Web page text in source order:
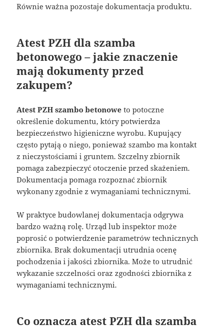
Równie ważna pozostaje dokumentacja produktu.
Atest PZH dla szamba
betonowego – jakie znaczenie
mają dokumenty przed
zakupem?
Atest PZH szambo betonowe to potoczne
określenie dokumentu, który potwierdza
bezpieczeństwo higieniczne wyrobu. Kupujący
często pytają o niego, ponieważ szambo ma kontakt
z nieczystościami i gruntem. Szczelny zbiornik
pomaga zabezpieczyć otoczenie przed skażeniem.
Dokumentacja pomaga rozpoznać zbiornik
wykonany zgodnie z wymaganiami technicznymi.
W praktyce budowlanej dokumentacja odgrywa
bardzo ważną rolę. Urząd lub inspektor może
poprosić o potwierdzenie parametrów technicznych
zbiornika. Brak dokumentacji utrudnia ocenę
pochodzenia i jakości zbiornika. Może to utrudnić
wykazanie szczelności oraz zgodności zbiornika z
wymaganiami technicznymi.
Co oznacza atest PZH dla szamba